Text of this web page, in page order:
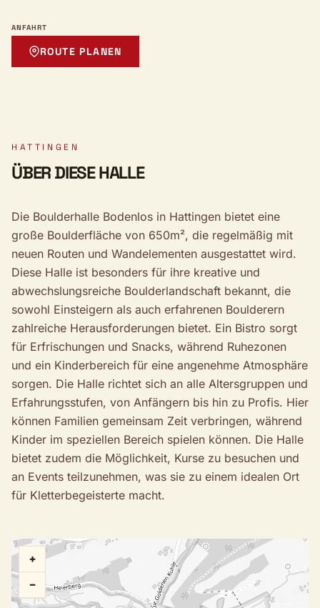
ANFAHRT
ROUTE PLANEN
HATTINGEN
ÜBER DIESE HALLE
Die Boulderhalle Bodenlos in Hattingen bietet eine
große Boulderfläche von 650m², die regelmäßig mit
neuen Routen und Wandelementen ausgestattet wird.
Diese Halle ist besonders für ihre kreative und
abwechslungsreiche Boulderlandschaft bekannt, die
sowohl Einsteigern als auch erfahrenen Boulderern
zahlreiche Herausforderungen bietet. Ein Bistro sorgt
für Erfrischungen und Snacks, während Ruhezonen
und ein Kinderbereich für eine angenehme Atmosphäre
sorgen. Die Halle richtet sich an alle Altersgruppen und
Erfahrungsstufen, von Anfängern bis hin zu Profis. Hier
können Familien gemeinsam Zeit verbringen, während
Kinder im speziellen Bereich spielen können. Die Halle
bietet zudem die Möglichkeit, Kurse zu besuchen und
an Events teilzunehmen, was sie zu einem idealen Ort
für Kletterbegeisterte macht.
+
−